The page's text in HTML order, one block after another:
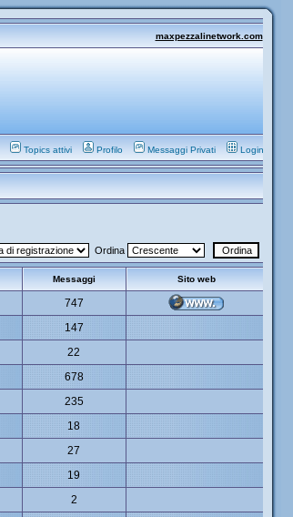
maxpezzalinetwork.com
Topics attivi Profilo Messaggi Privati Login
Ordina
Messaggi Sito web
747
147
22
678
235
18
27
19
2